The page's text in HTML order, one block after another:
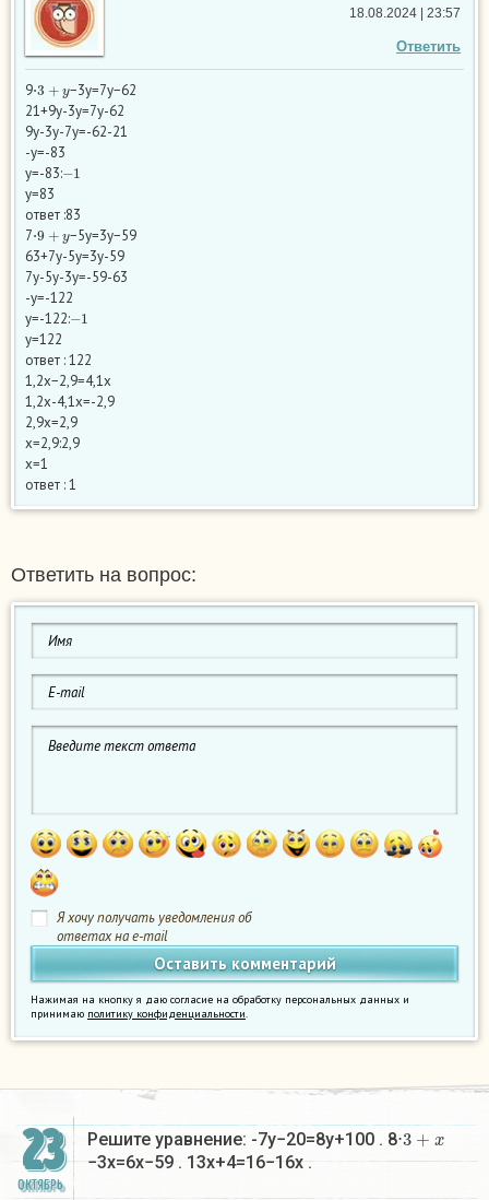
Ответить
18.08.2024 | 23:57
9⋅3
−3y=7y−62
21+9у-3у=7у-62
9у-3у-7у=-62-21
-у=-83
у=-83:
1
у=83
ответ :83
7⋅9
−5y=3y−59
63+7у-5у=3у-59
7у-5у-3у=-59-63
-у=-122
у=-122:
1
у=122
ответ : 122
1,2x−2,9=4,1x
1,2х-4,1х=-2,9
2,9х=2,9
х=2,9:2,9
х=1
ответ : 1
Ответить на вопрос:
Я хочу получать уведомления об
ответах на e-mail
Нажимая на кнопку я даю согласие на обработку персональных данных и
принимаю политику конфиденциальности.
23
ОКТЯБРЬ
Решите уравнение: -7y−20=8y+100 . 8⋅3+x
−3x=6x−59 . 13x+4=16−16x .